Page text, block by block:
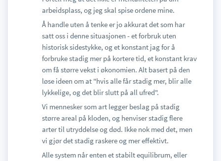
arbeidsplass, og jeg skal spise ordene mine.
Å handle uten å tenke er jo akkurat det som har
satt oss i denne situasjonen - et forbruk uten
historisk sidestykke, og et konstant jag for å
forbruke stadig mer på kortere tid, et konstant krav
om få større vekst i økonomien. Alt basert på den
løse ideen om at "hvis alle får stadig mer, blir alle
lykkelige, og det blir slutt på all ufred".
Vi mennesker som art legger beslag på stadig
større areal på kloden, og henviser stadig flere
arter til utryddelse og død. Ikke nok med det, men
vi gjør det stadig raskere og mer effektivt.
Alle system når enten et stabilt equilibrum, eller